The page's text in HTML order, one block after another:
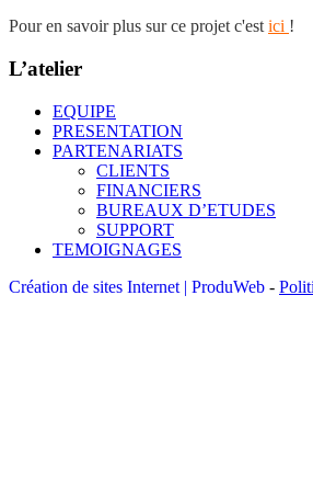
Pour en savoir plus sur ce projet c'est ici !
L’atelier
EQUIPE
PRESENTATION
PARTENARIATS
CLIENTS
FINANCIERS
BUREAUX D’ETUDES
SUPPORT
TEMOIGNAGES
Création de sites Internet | ProduWeb -